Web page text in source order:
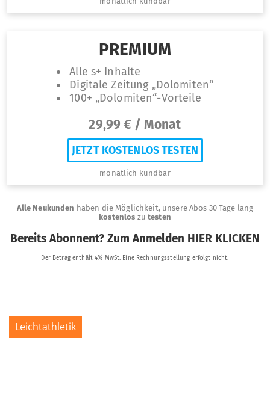
Leichtathletik